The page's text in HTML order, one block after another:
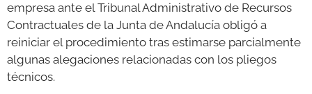
empresa ante el Tribunal Administrativo de Recursos
Contractuales de la Junta de Andalucía obligó a
reiniciar el procedimiento tras estimarse parcialmente
algunas alegaciones relacionadas con los pliegos
técnicos.